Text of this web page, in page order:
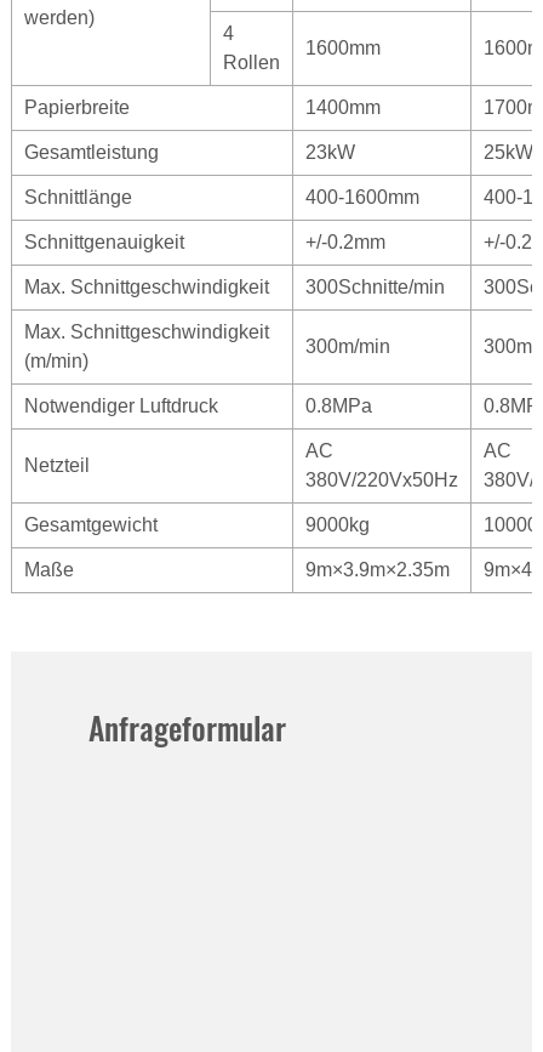
werden)
4
Rollen
1600mm
Papierbreite 1400mm
Gesamtleistung 23kW 25kW
Schnittlänge 400-1600mm 400-
Schnittgenauigkeit +/-0.2mm +/-
Max. Schnittgeschwindigkeit 300Schnitte/min
Max. Schnittgeschwindigkeit
(m/min)
300m/min 300m/
Notwendiger Luftdruck 0.8MPa
Netzteil
AC
380V/220Vx50Hz
AC
380V/
Gesamtgewicht 9000kg
Maße 9m×3.9m×2.35m
Anfrageformular